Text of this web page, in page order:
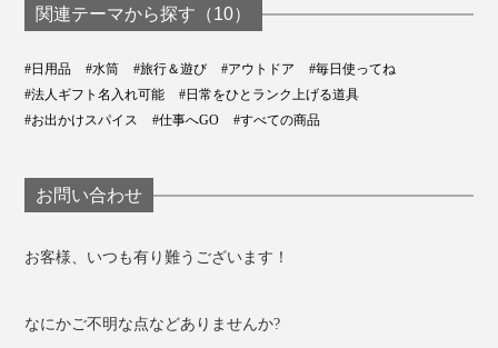
入ルオリジナルボト
ル
度の
「NODOKA×KINTO
（500ml）」｜THE
NODOKA
関連テーマから探す（10）
#日用品 #水筒 #旅行＆遊び #アウトドア
#毎日使ってね
#法人ギフト名入れ可能
#日常をひとランク上げる道具
#お出かけスパイス
#仕事へGO #すべての商品
お問い合わせ
お客様、いつも有り難うございます！
なにかご不明な点などありませんか?